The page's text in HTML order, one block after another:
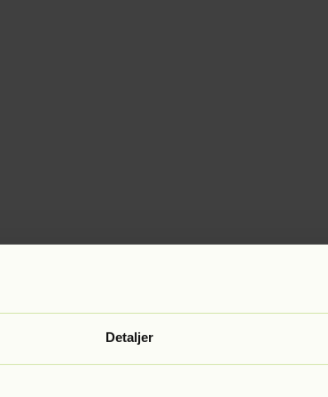
Detaljer